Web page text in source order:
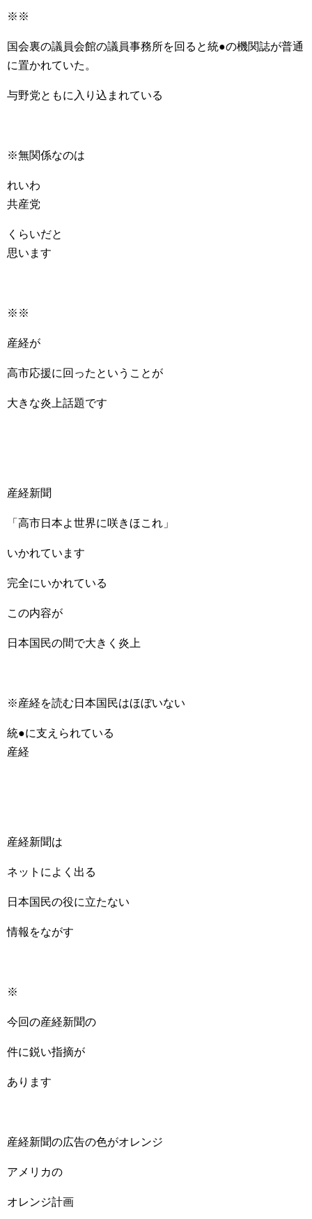
※※
国会裏の議員会館の議員事務所を回ると統●の機関誌が普通
に置かれていた。
与野党ともに入り込まれている
※無関係なのは
れいわ
共産党
くらいだと
思います
※※
産経が
高市応援に回ったということが
大きな炎上話題です
産経新聞
「高市日本よ世界に咲きほこれ」
いかれています
完全にいかれている
この内容が
日本国民の間で大きく炎上
※産経を読む日本国民はほぼいない
統●に支えられている
産経
産経新聞は
ネットによく出る
日本国民の役に立たない
情報をながす
※
今回の産経新聞の
件に鋭い指摘が
あります
産経新聞の広告の色がオレンジ
アメリカの
オレンジ計画